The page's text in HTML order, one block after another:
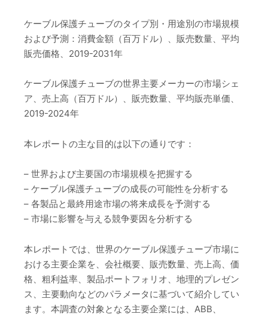
ケーブル保護チューブのタイプ別・用途別の市場規模
および予測：消費金額（百万ドル）、販売数量、平均
販売価格、2019-2031年
ケーブル保護チューブの世界主要メーカーの市場シェ
ア、売上高（百万ドル）、販売数量、平均販売単価、
2019-2024年
本レポートの主な目的は以下の通りです：
– 世界および主要国の市場規模を把握する
– ケーブル保護チューブの成長の可能性を分析する
– 各製品と最終用途市場の将来成長を予測する
– 市場に影響を与える競争要因を分析する
本レポートでは、世界のケーブル保護チューブ市場に
おける主要企業を、会社概要、販売数量、売上高、価
格、粗利益率、製品ポートフォリオ、地理的プレゼン
ス、主要動向などのパラメータに基づいて紹介してい
ます。本調査の対象となる主要企業には、ABB、